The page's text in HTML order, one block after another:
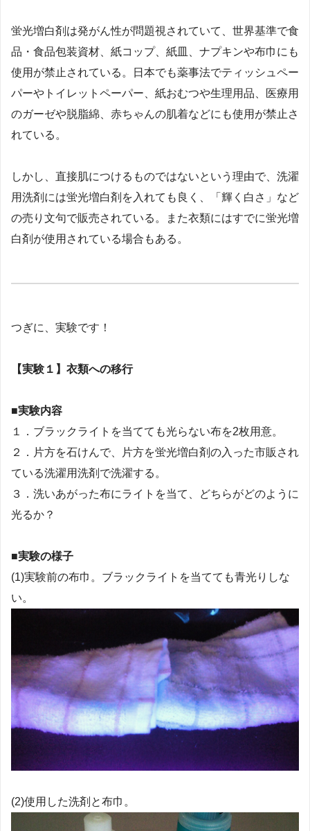
蛍光増白剤は発がん性が問題視されていて、世界基準で食
品・食品包装資材、紙コップ、紙皿、ナプキンや布巾にも
使用が禁止されている。日本でも薬事法でティッシュペー
パーやトイレットペーパー、紙おむつや生理用品、医療用
のガーゼや脱脂綿、赤ちゃんの肌着などにも使用が禁止さ
れている。
しかし、直接肌につけるものではないという理由で、洗濯
用洗剤には蛍光増白剤を入れても良く、「輝く白さ」など
の売り文句で販売されている。また衣類にはすでに蛍光増
白剤が使用されている場合もある。
つぎに、実験です！
【実験１】衣類への移行
■実験内容
１．ブラックライトを当てても光らない布を2枚用意。
２．片方を石けんで、片方を蛍光増白剤の入った市販され
ている洗濯用洗剤で洗濯する。
３．洗いあがった布にライトを当て、どちらがどのように
光るか？
■実験の様子
(1)実験前の布巾。ブラックライトを当てても青光りしな
い。
(2)使用した洗剤と布巾。